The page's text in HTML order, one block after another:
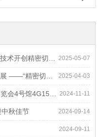
2025-05-07
密切削工具新纪元
2025-04-03
制”海洲刀具智造未来
2024-11-11
馆4G15诚挚邀请
2024-09-14
秋佳节
2024-09-11